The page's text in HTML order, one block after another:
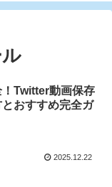
Twitter動画保存
おすすめ完全ガ
2025.12.22